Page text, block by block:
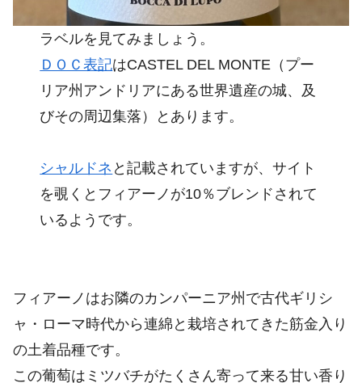
ラベルを見てみましょう。
ＤＯＣ表記はCASTEL DEL MONTE（プー
リア州アンドリアにある世界遺産の城、及
びその周辺集落）とあります。
シャルドネ と記載されていますが、サイト
を覗くとフィアーノが10％ブレンドされて
いるようです。
フィアーノはお隣のカンパーニア州で古代ギリシ
ャ・ローマ時代から連綿と栽培されてきた筋金入り
の土着品種です。
この葡萄はミツバチがたくさん寄って来る甘い香り